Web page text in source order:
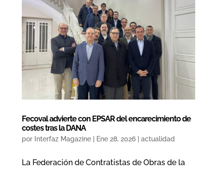
Fecoval advierte con EPSAR del encarecimiento de
costes tras la DANA
por Interfaz Magazine| Ene 28, 2026| actualidad
La Federación de Contratistas de Obras de la